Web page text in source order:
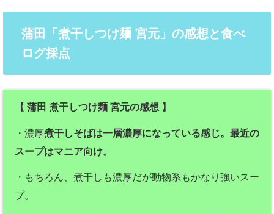
蒲田「煮干しつけ麺 宮元」の感想と食べ
ログ採点
【 蒲田 煮干しつけ麺 宮元の感想 】
・濃厚煮干しそばは一層濃厚になっている感じ。最近の
スープはマニア向け。
・もちろん、煮干しも濃厚だが動物系もかなり強いスー
プ。